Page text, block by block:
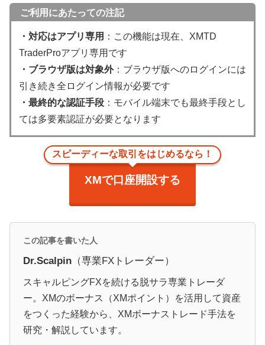
ご利用にあたっての注記
・対応はアプリ専用 ：この機能は現在、XMTD
TraderProアプリ専用です
・ブラウザ版は対象外：ブラウザ版へのログインには
引き続き全ログイン情報が必要です
・最終的な認証手段：モバイル端末でも最終手段とし
ては多要素認証が必要となります
スピーディーな取引をはじめるなら！
XMで口座開設する
この記事を書いた人
Dr.Scalpin （専業FXトレーダー）
スキャルピングFXを続ける脱サラ専業トレーダ
ー。XMのボーナス（XMポイント）を活用して資産
をつくった経験から、XMボーナストレード手法を
研究・解説しています。